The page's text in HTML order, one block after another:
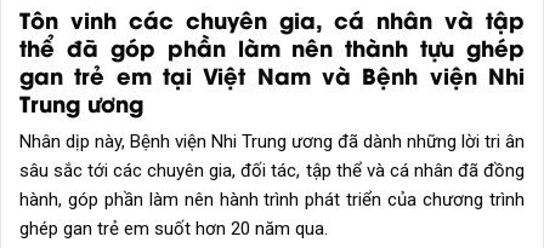
Tôn vinh các chuyên gia, cá nhân và tập
thể đã góp phần làm nên thành tựu ghép
gan trẻ em tại Việt Nam và Bệnh viện Nhi
Trung ương
Nhân dịp này, Bệnh viện Nhi Trung ương đã dành những lời tri ân
sâu sắc tới các chuyên gia, đối tác, tập thể và cá nhân đã đồng
hành, góp phần làm nên hành trình phát triển của chương trình
ghép gan trẻ em suốt hơn 20 năm qua.